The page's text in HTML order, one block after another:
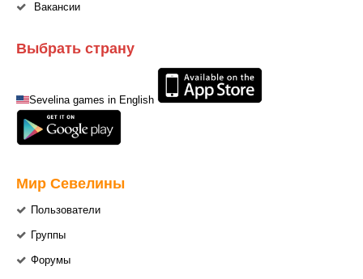
Вакансии
Выбрать страну
Sevelina games in English
Мир Севелины
Пользователи
Группы
Форумы